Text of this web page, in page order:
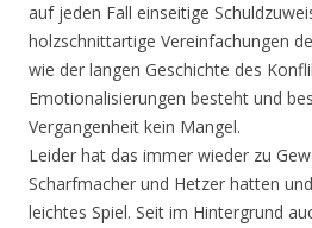
auf jeden Fall einseitige
holzschnittartige Vereinfachungen
wie der langen Geschichte des
Emotionalisierungen besteht und
Vergangenheit kein Mangel.
Leider hat das immer wieder zu
Scharfmacher und Hetzer hatten
leichtes Spiel. Seit im Hintergrund